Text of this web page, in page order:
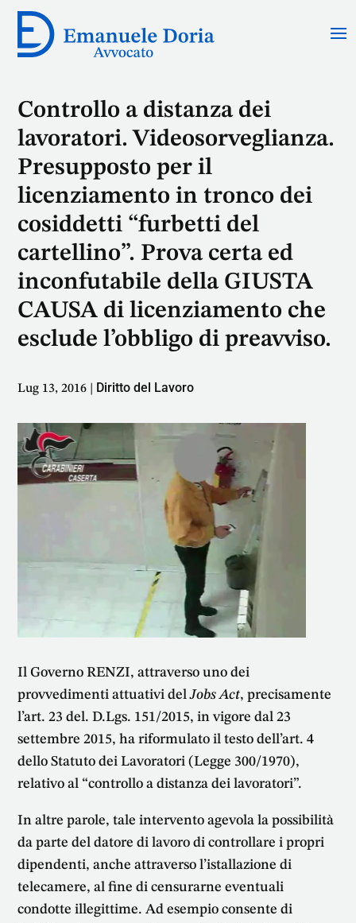
Controllo a distanza dei
lavoratori. Videosorveglianza.
Presupposto per il
licenziamento in tronco dei
cosiddetti “furbetti del
cartellino”. Prova certa ed
inconfutabile della GIUSTA
CAUSA di licenziamento che
esclude l’obbligo di preavviso.
Lug 13, 2016 Diritto del Lavoro
Il Governo RENZI, attraverso uno dei
provvedimenti attuativi delJobs Act, precisamente
l’art. 23 del. D.Lgs. 151/2015, in vigore dal 23
settembre 2015, ha riformulato il testo dell’art. 4
dello Statuto dei Lavoratori (Legge 300/1970),
relativo al “controllo a distanza dei lavoratori”.
In altre parole, tale intervento agevola la possibilità
da parte del datore di lavoro di controllare i propri
dipendenti, anche attraverso l’istallazione di
telecamere, al fine di censurarne eventuali
condotte illegittime. Ad esempio consente di